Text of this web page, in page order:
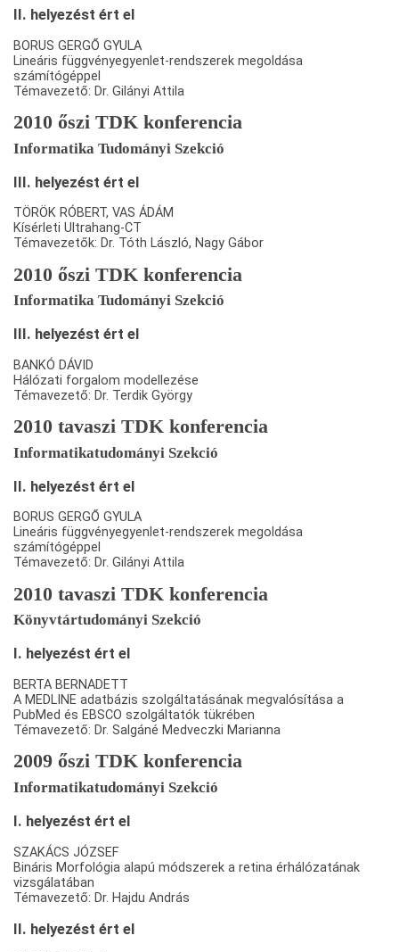
II. helyezést ért el
BORUS GERGŐ GYULA
Lineáris függvényegyenlet-rendszerek megoldása
számítógéppel
Témavezető: Dr. Gilányi Attila
2010 őszi TDK konferencia
Informatika Tudományi Szekció
III. helyezést ért el
TÖRÖK RÓBERT, VAS ÁDÁM
Kísérleti Ultrahang-CT
Témavezetők: Dr. Tóth László, Nagy Gábor
2010 őszi TDK konferencia
Informatika Tudományi Szekció
III. helyezést ért el
BANKÓ DÁVID
Hálózati forgalom modellezése
Témavezető: Dr. Terdik György
2010 tavaszi TDK konferencia
Informatikatudományi Szekció
II. helyezést ért el
BORUS GERGŐ GYULA
Lineáris függvényegyenlet-rendszerek megoldása
számítógéppel
Témavezető: Dr. Gilányi Attila
2010 tavaszi TDK konferencia
Könyvtártudományi Szekció
I. helyezést ért el
BERTA BERNADETT
A MEDLINE adatbázis szolgáltatásának megvalósítása a
PubMed és EBSCO szolgáltatók tükrében
Témavezető: Dr. Salgáné Medveczki Marianna
2009 őszi TDK konferencia
Informatikatudományi Szekció
I. helyezést ért el
SZAKÁCS JÓZSEF
Bináris Morfológia alapú módszerek a retina érhálózatának
vizsgálatában
Témavezető: Dr. Hajdu András
II. helyezést ért el